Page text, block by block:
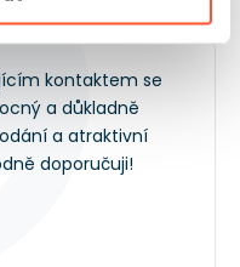
5!
kontaktem se
a důkladně
a atraktivní
doporučuji!